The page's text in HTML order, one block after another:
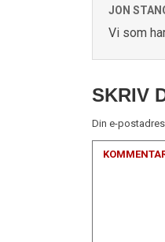
JON
Vi som
SKRIV
Din e-